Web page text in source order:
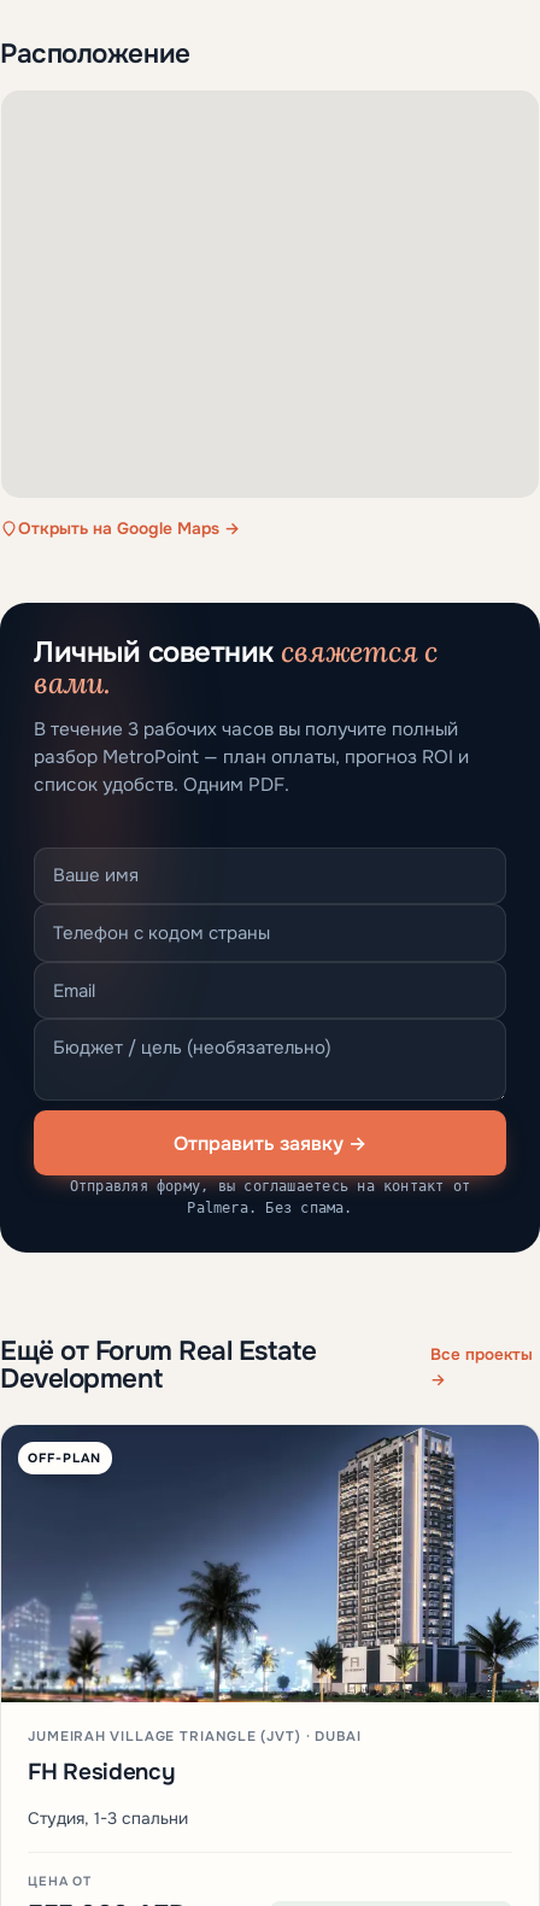
Расположение
Открыть на Google Maps →
Личный советниксвяжется с
вами.
В течение 3 рабочих часов вы получите полный
разбор MetroPoint — план оплаты, прогноз ROI и
список удобств. Одним PDF.
Отправить заявку →
Отправляя форму, вы соглашаетесь на контакт от
Palmera. Без спама.
Ещё от Forum Real Estate
Development
Все проекты
→
OFF-PLAN
JUMEIRAH VILLAGE TRIANGLE (JVT) · DUBAI
FH Residency
Студия, 1-3 спальни
ЦЕНА ОТ